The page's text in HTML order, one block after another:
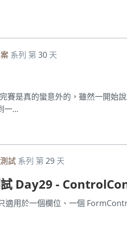
系列 第30 天
賽是真的蠻意外的，雖然一開始
一...
試 系列 第29 天
Day29 -
適用於一個欄位、一個